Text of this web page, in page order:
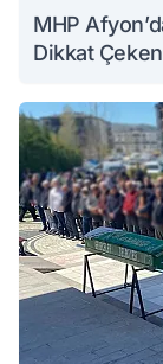
MHP
Dikkat